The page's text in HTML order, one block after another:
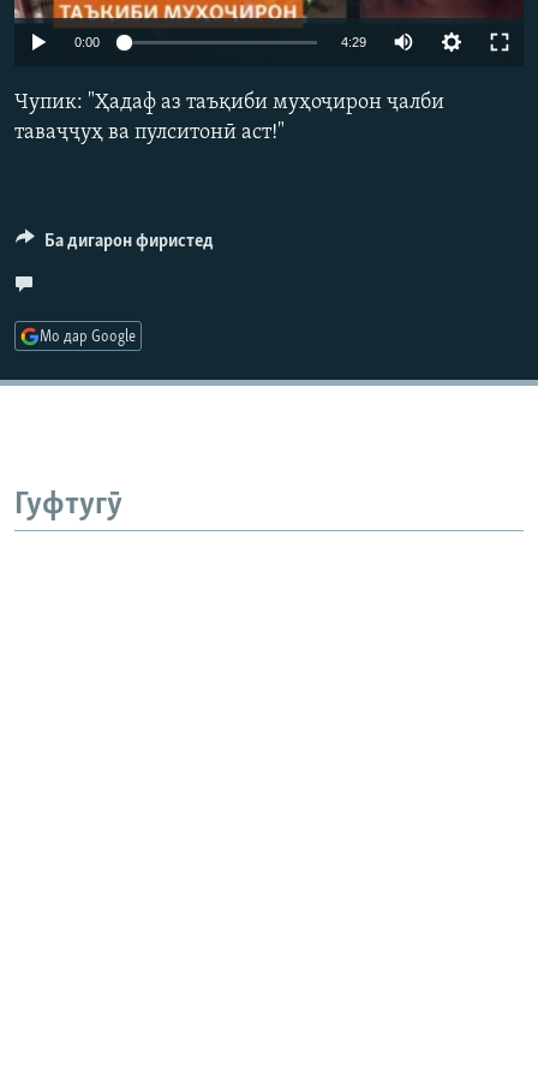
ГУЗОРИШҲОИ РАДИОӢ
Русский
ПАЙГИРӢ КУНЕД
720p
0:00 4:29
Чупик: "Ҳадаф аз таъқиби муҳоҷирон ҷалби
таваҷҷуҳ ва пулситонӣ аст!"
Ба дигарон фиристед
Мо дар Google
Гуфтугӯ